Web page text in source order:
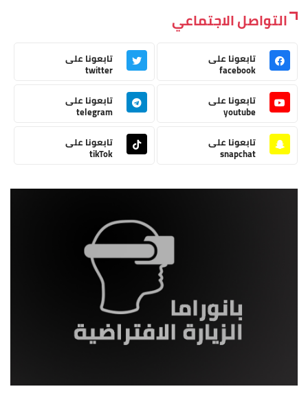
التواصل الاجتماعي
تابعونا على
facebook
تابعونا على
twitter
تابعونا على
youtube
تابعونا على
telegram
تابعونا على
snapchat
تابعونا على
tikTok